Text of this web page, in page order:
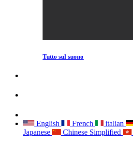
Tutto sul suono
English
French italian
Japanese
Chinese Simplified